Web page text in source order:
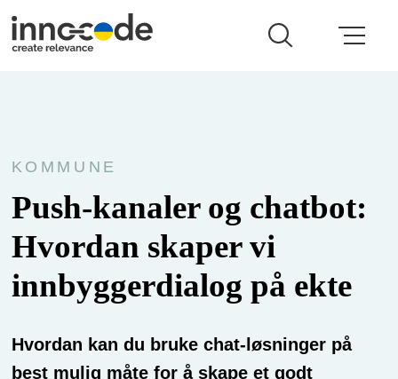
KOMMUNE
Push-kanaler og chatbot:
Hvordan skaper vi
innbyggerdialog på ekte
Hvordan kan du bruke chat-løsninger på
best mulig måte for å skape et godt